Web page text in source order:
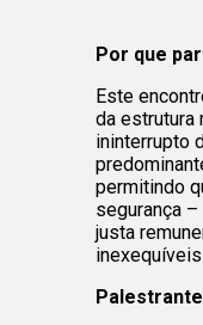
Por que
Este
da estrutura
ininterrupto
permitindo
segurança
justa